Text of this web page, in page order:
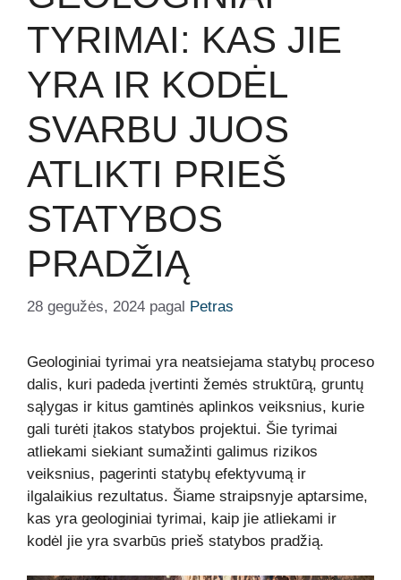
TYRIMAI: KAS JIE
YRA IR KODĖL
SVARBU JUOS
ATLIKTI PRIEŠ
STATYBOS
PRADŽIĄ
28 gegužės, 2024 pagal Petras
Geologiniai tyrimai yra neatsiejama statybų proceso
dalis, kuri padeda įvertinti žemės struktūrą, gruntų
sąlygas ir kitus gamtinės aplinkos veiksnius, kurie
gali turėti įtakos statybos projektui. Šie tyrimai
atliekami siekiant sumažinti galimus rizikos
veiksnius, pagerinti statybų efektyvumą ir
ilgalaikius rezultatus. Šiame straipsnyje aptarsime,
kas yra geologiniai tyrimai, kaip jie atliekami ir
kodėl jie yra svarbūs prieš statybos pradžią.